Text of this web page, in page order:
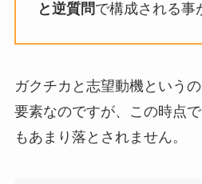
と逆質問で構成される事
ガクチカと志望動機という
要素なのですが、この時点
もあまり落とされません。